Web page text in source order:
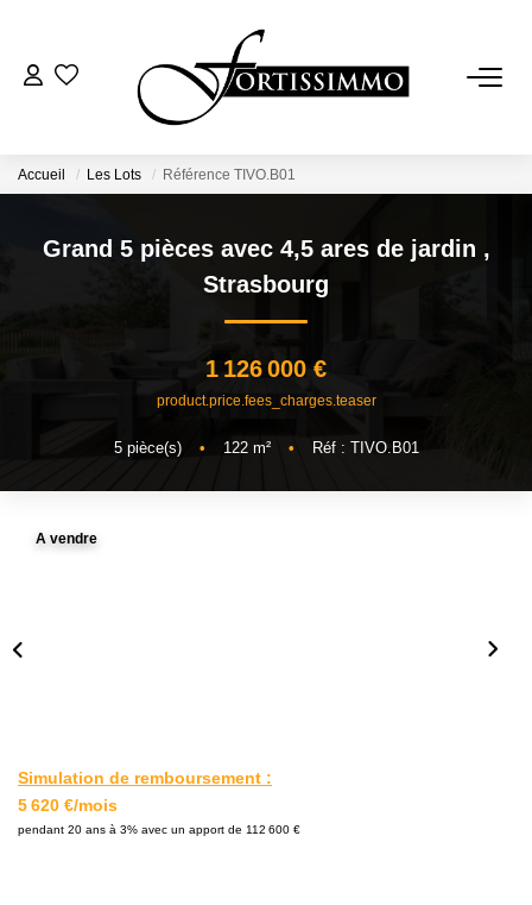
Tous Nos Biens
Neuf
GESTION
Accueil Les Lots Référence TIVO.B01
Grand 5 pièces avec 4,5 ares de jardin ,
Strasbourg
1 126 000 €
product.price.fees_charges.teaser
5pièce(s) • 122m² • Réf : TIVO.B01
A vendre
Simulation de remboursement :
5 620 €/mois
pendant 20 ans à 3% avec un apport de 112 600 €